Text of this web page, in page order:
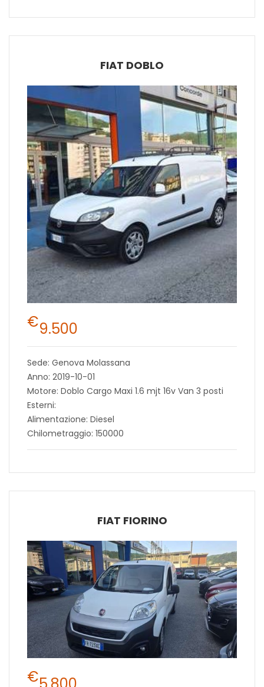
FIAT DOBLO
€9.500
Sede: Genova Molassana
Anno: 2019-10-01
Motore: Doblo Cargo Maxi 1.6 mjt 16v Van 3 posti
Esterni:
Alimentazione: Diesel
Chilometraggio: 150000
FIAT FIORINO
€